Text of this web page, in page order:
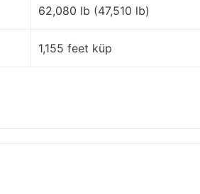
62,080 lb (47,510 lb)
1,155 feet küp